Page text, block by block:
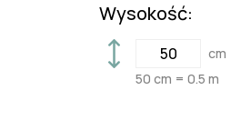
Wysokość:
cm
50 cm = 0.5 m